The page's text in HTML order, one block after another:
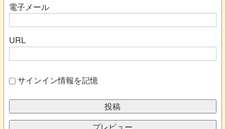
電子メール
URL
サインイン情報を記憶